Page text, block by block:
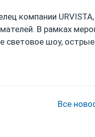
компании
В рамках
световое шоу,
Все